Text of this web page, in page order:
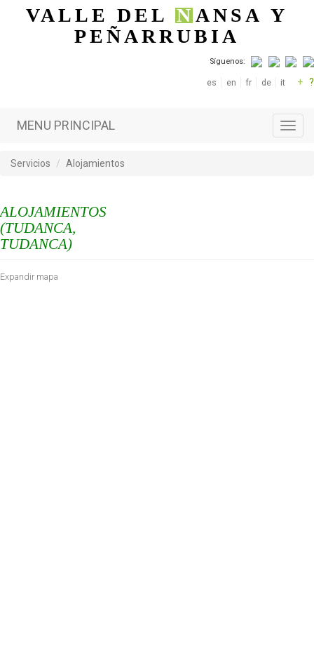
Pasar al contenido principal
VALLE DELNANSA Y
PEÑARRUBIA
Síguenos:
es en fr de it + ?
MENU PRINCIPAL
Servicios Alojamientos
ALOJAMIENTOS
(TUDANCA,
TUDANCA)
Expandir mapa